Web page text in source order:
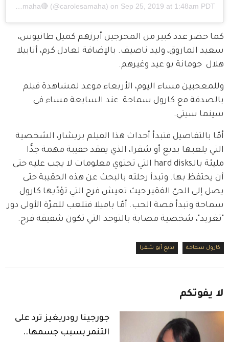
Carole Samaha🔴 (@carolesamaha) on Sep 25, 2019 at 1:48am PDT
كما حضر عدد كبير من المخرجين أبرزهم كميل طانيوس،
سعيد الماروق، وليد ناصيف. بالإضافة لعادل كرم، أنابيلا
هلال  جومانة بو عيد وغيرهم.
وللمعجبين مساء اليوم، الأربعاء موعد لمشاهدة فيلم
بالصدفة مع كارول سماحة  عند السابعة مساء في
سينما سيتي.
أمّا بالتفاصيل فتبدأ أحداث هذا الفيلم بريشار، الشخصية
التي يلعبها بديع أو شقرا، الذي يفقد حقيبة مهمة جدًّا
مليئة بالـhard disks التي تحتوي معلومات لا يجب عليه حتى
أن يحتفظ بها. وتبدأ رحلته بالبحث عن هذه الحقيبة حتى
يصل إلى الحيّ الفقير حيث تعيش فرح التي تؤدّيها كارول
سماحة وتبدأ قصة الحب. أمّا باميلا فتلعب للمرّة الأولى دور
"تغريد"، شخصية مصابة بالتوحد التي تكون شقيقة فرح.
كارول سماحة بديع أبو شقرا
لا يفوتكم
جورجينا رودريغيز ترد على
التنمر بسبب جسمها..